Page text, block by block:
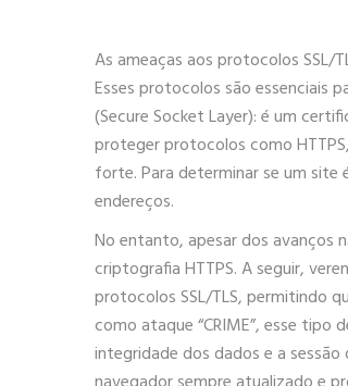
As ameaças aos protocolos SSL/
Esses protocolos são essenciais
(Secure Socket Layer): é um
proteger protocolos como
forte. Para determinar se um site
endereços.
No entanto, apesar dos avanços
criptografia HTTPS. A seguir,
protocolos SSL/TLS, permitindo
como ataque “CRIME”, esse
integridade dos dados e a